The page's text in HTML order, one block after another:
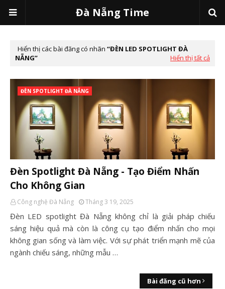
Đà Nẵng Time
Hiển thị các bài đăng có nhãn ĐÈN LED SPOTLIGHT ĐÀ
NẴNG
Hiển thị tất cả
ĐÈN SPOTLIGHT ĐÀ NẴNG
Đèn Spotlight Đà Nẵng - Tạo Điểm Nhấn
Cho Không Gian
Công nghệ Đà Nẵng Tháng 3 19, 2025
Đèn LED spotlight Đà Nẵng không chỉ là giải pháp chiếu
sáng hiệu quả mà còn là công cụ tạo điểm nhấn cho mọi
không gian sống và làm việc. Với sự phát triển mạnh mẽ của
ngành chiếu sáng, những mẫu …
Bài đăng cũ hơn